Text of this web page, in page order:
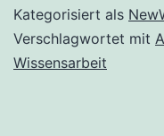
Kategorisiert als
Verschlagwortet mit
Wissensarbeit